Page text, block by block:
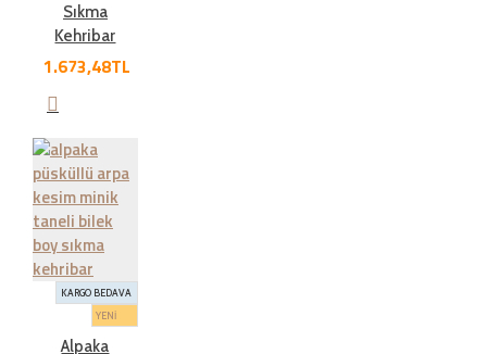
Sıkma
Kehribar
1.673,48TL
KARGO BEDAVA
YENİ
Alpaka